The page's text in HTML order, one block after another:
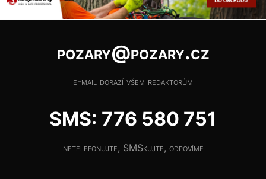
pozary@pozary.cz
e-mail dorazí všem redaktorům
SMS: 776 580 751
netelefonujte, SMSkujte, odpovíme